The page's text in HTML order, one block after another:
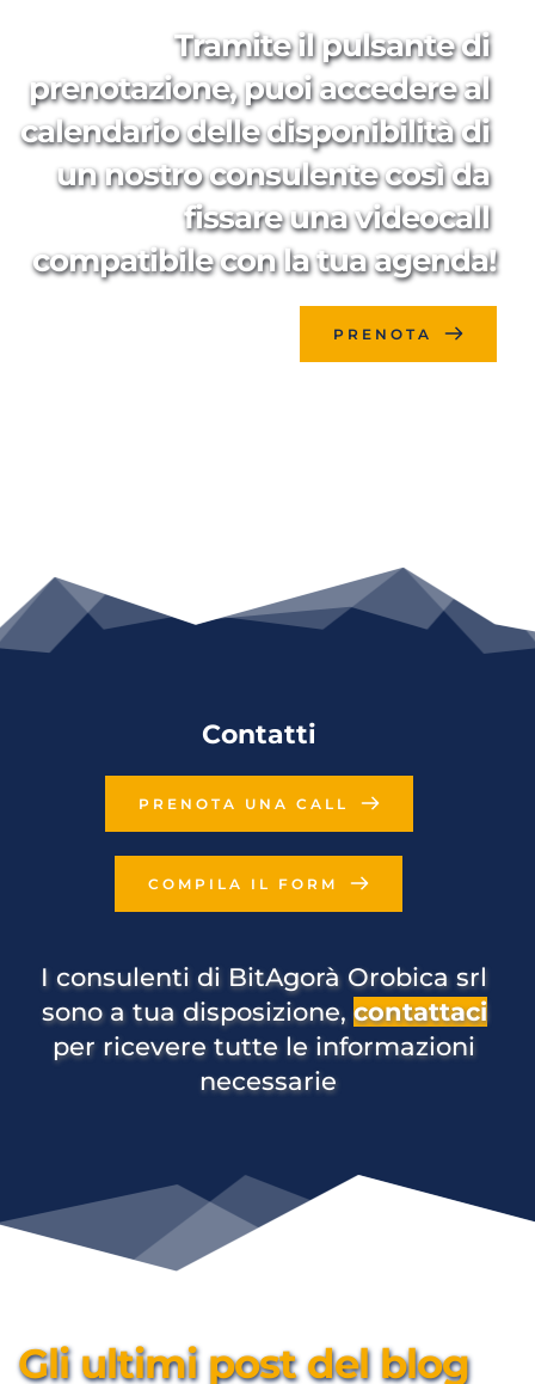
Tramite il pulsante di
prenotazione, puoi accedere al
calendario delle disponibilità di
un nostro consulente così da
fissare una videocall
compatibile con la tua agenda!
PRENOTA
Contatti
PRENOTA UNA CALL
COMPILA IL FORM
I consulenti di BitAgorà Orobica srl
sono a tua disposizione, contattaci
per ricevere tutte le informazioni
necessarie
Gli ultimi post del blog